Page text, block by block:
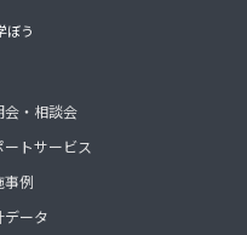
ぼう
会・相談会
ートサービス
事例
データ